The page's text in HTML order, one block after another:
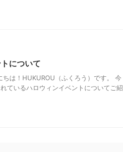
について
は！HUKUROU（ふくろう）です。 今
ているハロウィンイベントについてご紹